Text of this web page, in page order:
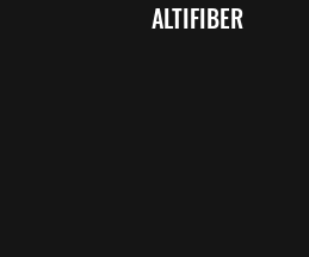
ALTIFIBER